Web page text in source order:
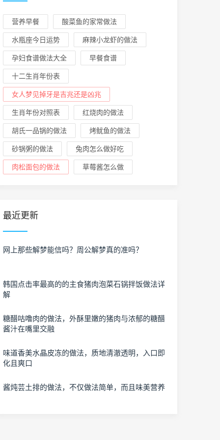
营养早餐 酸菜鱼的家常做法
水瓶座今日运势 麻辣小龙虾的做法
孕妇食谱做法大全 早餐食谱
十二生肖年份表
女人梦见掉牙是吉兆还是凶兆
生肖年份对照表 红烧肉的做法
胡氏一品锅的做法 烤鱿鱼的做法
砂锅粥的做法 兔肉怎么做好吃
肉松面包的做法 草莓酱怎么做
最近更新
网上那些解梦能信吗？周公解梦真的准吗？
韩国点击率最高的的主食猪肉泡菜石锅拌饭做法详
解
糖醋咕噜肉的做法，外酥里嫩的猪肉与浓郁的糖醋
酱汁在嘴里交融
味道香美水晶皮冻的做法，质地清澈透明，入口即
化且爽口
酱炖芸土排的做法，不仅做法简单，而且味美营养